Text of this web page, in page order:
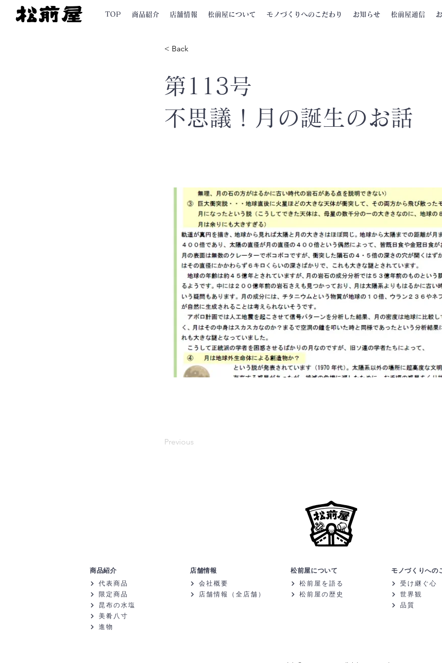
TOP 商品紹介 店舗情報 松前屋について モノづくりへのこだわり お知らせ 松前屋通信
< Back
第113号
不思議！月の誕生のお話
Previous
商品紹介
代表商品
限定商品
店舗情報
会社概要
店舗情報（全店舗）
松前屋について
松前屋を語る
松前屋の歴史
昆布の水塩
モノづくりへの
受け継ぐ心
世界観
品質
美肴八寸
進物